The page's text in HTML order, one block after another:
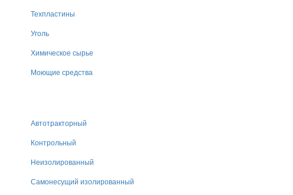
Техпластины
Уголь
Химическое сырье
Моющие средства
Автотракторный
Контрольный
Неизолированный
Самонесущий изолированный